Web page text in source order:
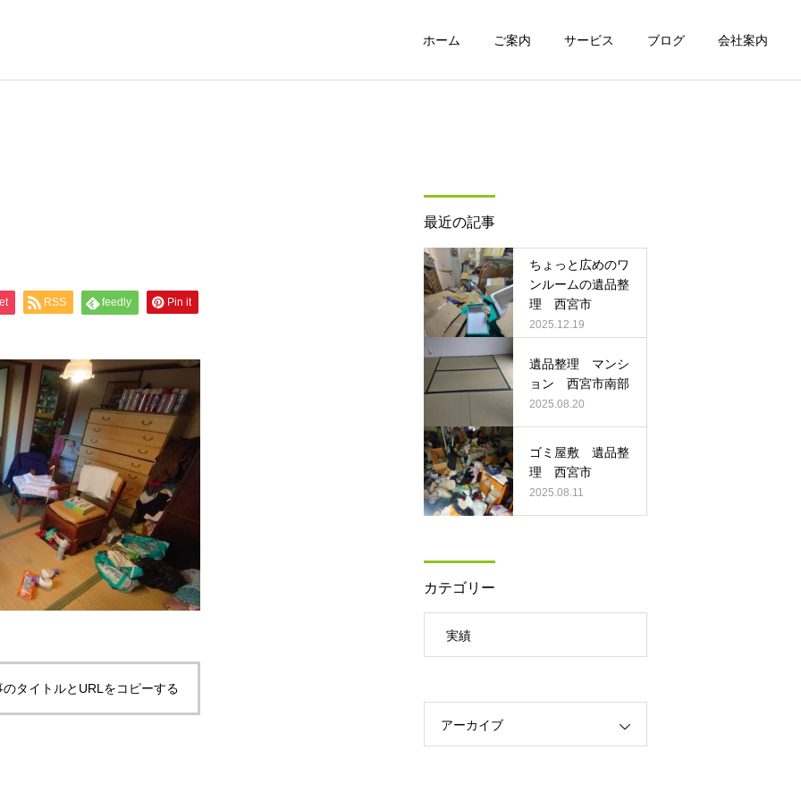
ホーム ご案内 サービス ブログ 会社案内
ゴミ屋敷の片付け ハウスクリーニング
宮市南部
実績
ワンルームマンションの遺
品整理
RSS feedly Pin it
のタイトルとURLをコピーする
最近の記事
ちょっと広めのワ
ンルームの遺品整
理 西宮市
2025.12.19
遺品整理 マンシ
ョン 西宮市南部
2025.08.20
ゴミ屋敷 遺品整
理 西宮市
2025.08.11
カテゴリー
実績
アーカイブ